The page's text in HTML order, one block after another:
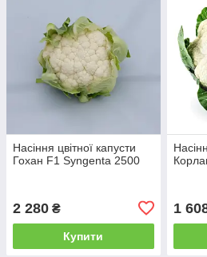
Насіння цвітної капусти
Гохан F1 Syngenta 2500
2 280 ₴
Купити
1